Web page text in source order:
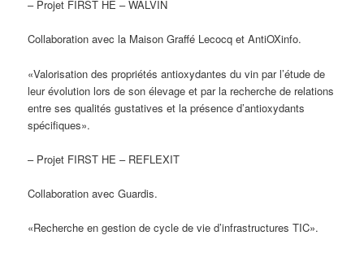
– Projet FIRST HE – WALVIN
Collaboration avec la Maison Graffé Lecocq et AntiOXinfo.
«Valorisation des propriétés antioxydantes du vin par l’étude de
leur évolution lors de son élevage et par la recherche de relations
entre ses qualités gustatives et la présence d’antioxydants
spécifiques».
– Projet FIRST HE – REFLEXIT
Collaboration avec Guardis.
«Recherche en gestion de cycle de vie d’infrastructures TIC».